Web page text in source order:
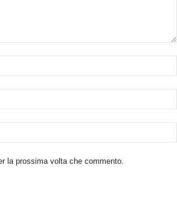
la prossima volta che commento.